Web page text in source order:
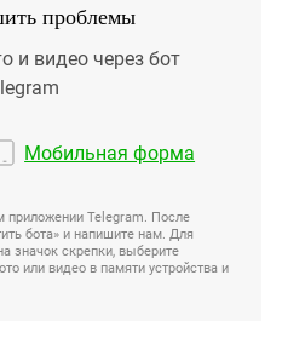
проблемы
и видео через бот
Мобильная форма
приложении Telegram. После
бота» и напишите нам. Для
значок скрепки, выберите
или видео в памяти устройства и